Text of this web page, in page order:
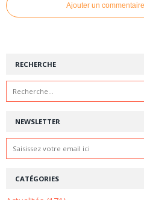
Ajouter un commentaire
NEWSLETTER
RECHERCHE
CATÉGORIES